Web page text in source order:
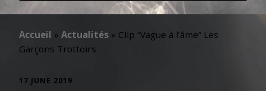
Accueil » Actualités » Clip “Vague à l’âme” Les
Garçons Trottoirs
17 JUNE 2019